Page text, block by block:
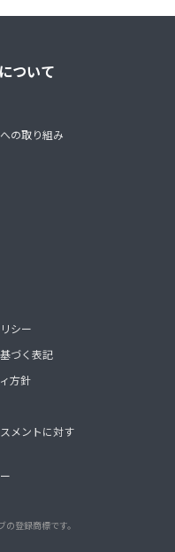
ついて
の取り組み
シー
づく表記
方針
メントに対す
の登録商標です。